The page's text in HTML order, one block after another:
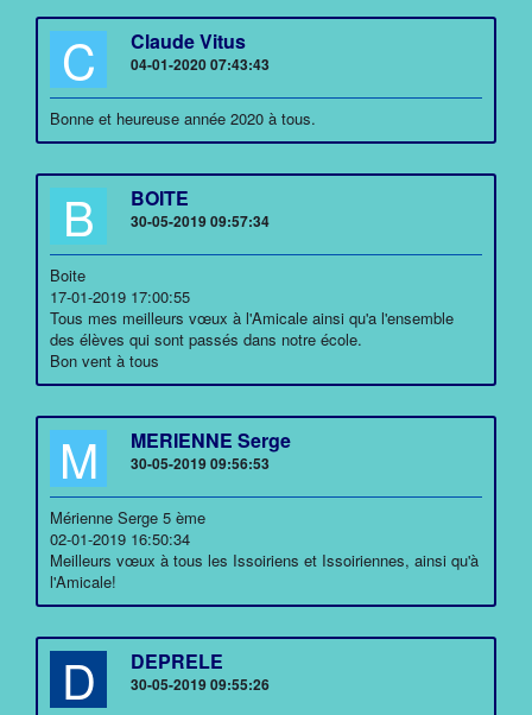
C Claude Vitus
04-01-2020 07:43:43
Bonne et heureuse année 2020 à tous.
B BOITE
30-05-2019 09:57:34
Boite
17-01-2019 17:00:55
Tous mes meilleurs vœux à l'Amicale ainsi qu'a l'ensemble
des élèves qui sont passés dans notre école.
Bon vent à tous
M MERIENNE Serge
30-05-2019 09:56:53
Mérienne Serge 5 ème
02-01-2019 16:50:34
Meilleurs vœux à tous les Issoiriens et Issoiriennes, ainsi qu'à
l'Amicale!
D DEPRELE
30-05-2019 09:55:26